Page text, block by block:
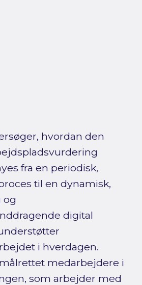
hvordan den
fra en periodisk,
til en dynamisk,
og
digital
i hverdagen.
medarbejdere i
som arbejder med